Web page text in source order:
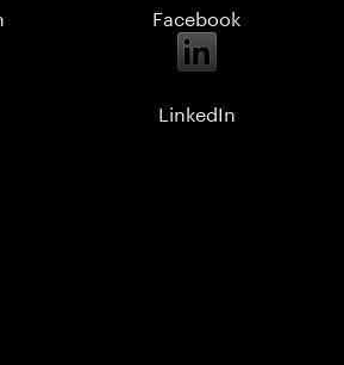
Facebook
LinkedIn